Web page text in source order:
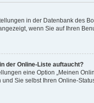
in der Datenbank des
wenn Sie auf Ihren
der Online-Liste auftaucht?
eine Option „Meinen
Sie selbst Ihren Online-